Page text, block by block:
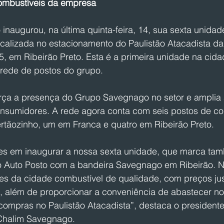
da empresa
na última quinta-feira, 14, sua sexta
no estacionamento do Paulistão Atacadista
em Ribeirão Preto. Esta é a primeira unidade na
de postos do grupo.
a presença do Grupo Savegnago no setor e
A rede agora conta com seis postos de
um em Franca e quatro em Ribeirão Preto.
em inaugurar a nossa sexta unidade, que marca
Posto com a bandeira Savegnago em Ribeirão.
da cidade combustível de qualidade, com preços
além de proporcionar a conveniência de abastecer
no Paulistão Atacadista”, destaca o
Savegnago.